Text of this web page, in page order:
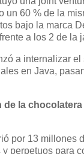
un 60 % de la
bajo la marca
a los 2 de la
a internalizar
en Java,
de la
por 13 millones
perpetuos para